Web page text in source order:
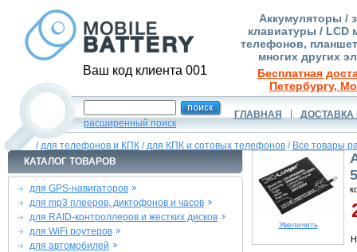
Ваш код клиента 001
Аккумуляторы /
клавиатуры / LCD
телефонов,
многих других
Бесплатная
Петербургу,
расширенный поиск
ГЛАВНАЯ ДОСТАВКА
/для телефонов и КПК /для КПК и сотовых телефонов / Все товары
КАТАЛОГ ТОВАРОВ
для GPS-навигаторов
для mp3 плееров, диктофонов и часов
для RAID-контроллеров и жестких дисков
для WiFi роутеров
для автомобилей
Увеличить